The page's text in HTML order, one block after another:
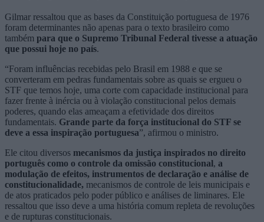
Gilmar ressaltou que as bases da Constituição portuguesa de 1976
foram determinantes não apenas para o texto brasileiro como
também para que o Supremo Tribunal Federal tivesse a atuação
que possui hoje no país.
“Foram influências recebidas pelo Brasil em 1988 e que se
converteram em pedras fundamentais sobre as quais se ergueu o
STF que temos hoje, uma corte com capacidade institucional para
fazer frente à inércia ou à violação constitucional pelos demais
poderes, quando elas ameaçam a efetividade dos direitos
fundamentais. Grande parte da força institucional do STF se
deve a essa inspiração portuguesa”, afirmou o ministro.
Ele citou diversos mecanismos da justiça inspirados no direito
português como o controle da omissão constitucional, a
modulação de efeitos, instrumentos de declaração e análise de
constitucionalidade, mecanismos de controle de leis municipais e
de atos praticados pelo poder público e análises de liminares. Ele
ressaltou que isso deve a uma história comum repleta de revoluções
e de rupturas constitucionais.